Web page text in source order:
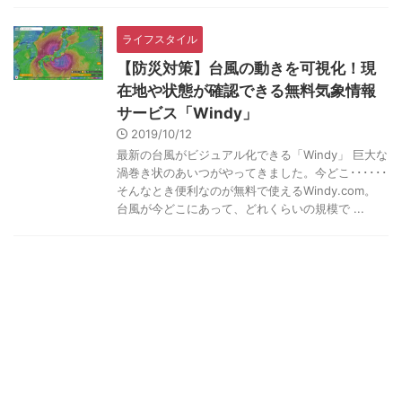
ライフスタイル
【防災対策】台風の動きを可視化！現
在地や状態が確認できる無料気象情報
サービス「Windy」
2019/10/12
最新の台風がビジュアル化できる「Windy」 巨大な
渦巻き状のあいつがやってきました。今どこ･･････
そんなとき便利なのが無料で使えるWindy.com。
台風が今どこにあって、どれくらいの規模で ...